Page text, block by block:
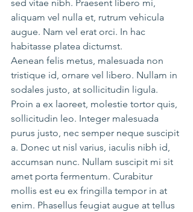
sed vitae nibh. Praesent libero mi,
aliquam vel nulla et, rutrum vehicula
augue. Nam vel erat orci. In hac
habitasse platea dictumst.
Aenean felis metus, malesuada non
tristique id, ornare vel libero. Nullam in
sodales justo, at sollicitudin ligula.
Proin a ex laoreet, molestie tortor quis,
sollicitudin leo. Integer malesuada
purus justo, nec semper neque suscipit
a. Donec ut nisl varius, iaculis nibh id,
accumsan nunc. Nullam suscipit mi sit
amet porta fermentum. Curabitur
mollis est eu ex fringilla tempor in at
enim. Phasellus feugiat augue at tellus